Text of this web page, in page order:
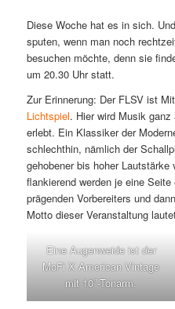
Diese Woche hat es in sich.
sputen, wenn man noch
besuchen möchte, denn sie
um 20.30 Uhr statt.
Zur Erinnerung: Der FLSV ist
Lichtspiel. Hier wird Musik
erlebt. Ein Klassiker der
schlechthin, nämlich der
gehobener bis hoher
flankierend werden je eine
prägenden Vorbereiters und
Motto dieser Veranstaltung
Eine Augenweide ist der
MoFi X American Vintage
mit 10″-Tonarm.